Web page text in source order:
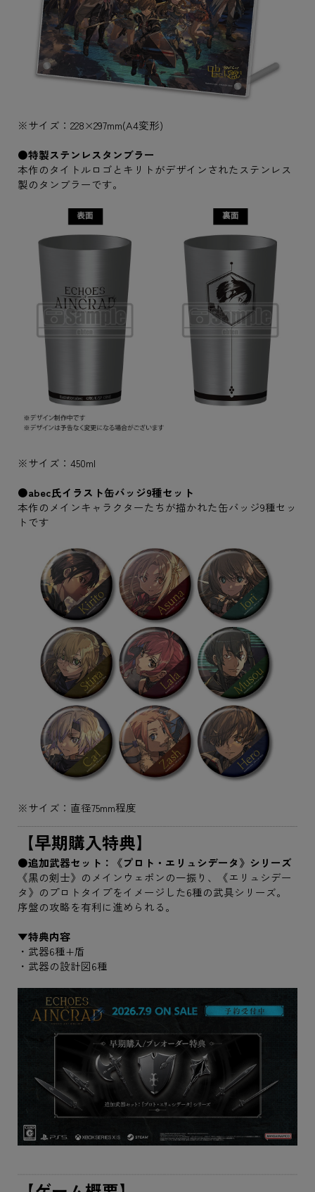
※サイズ：228×297mm(A4変形)
●特製ステンレスタンブラー
本作のタイトルロゴとキリトがデザインされたステンレス
製のタンブラーです。
※サイズ：450ml
●abec氏イラスト缶バッジ9種セット
本作のメインキャラクターたちが描かれた缶バッジ9種セッ
トです
※サイズ：直径75mm程度
【早期購入特典】
●追加武器セット：《プロト・エリュシデータ》シリーズ
《黒の剣士》のメインウェポンの一振り、《エリュシデー
タ》のプロトタイプをイメージした6種の武具シリーズ。
序盤の攻略を有利に進められる。
▼特典内容
・武器6種+盾
・武器の設計図6種